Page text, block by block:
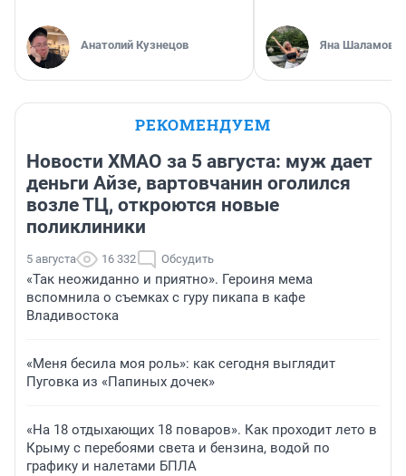
Анатолий Кузнецов Яна Шаламова
РЕКОМЕНДУЕМ
Новости ХМАО за 5 августа: муж дает
деньги Айзе, вартовчанин оголился
возле ТЦ, откроются новые
поликлиники
5 августа 16 332 Обсудить
«Так неожиданно и приятно». Героиня мема
вспомнила о съемках с гуру пикапа в кафе
Владивостока
«Меня бесила моя роль»: как сегодня выглядит
Пуговка из «Папиных дочек»
«На 18 отдыхающих 18 поваров». Как проходит лето в
Крыму с перебоями света и бензина, водой по
графику и налетами БПЛА